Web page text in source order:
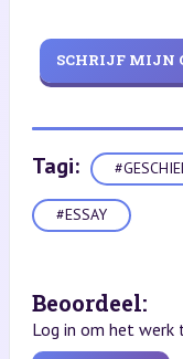
SCHRIJF MIJN
Tagi:
#ESSAY
Beoordeel:
Log in om het werk